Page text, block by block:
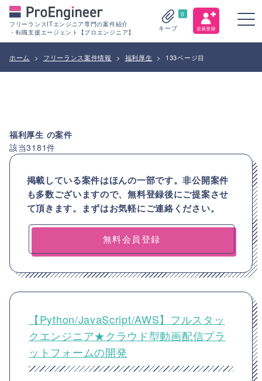
フリーランスITエンジニア専門の案件紹介
・転職支援エージェント【プロエンジニア】
0
キープ
ホーム > フリーランス案件情報 > 福利厚生 > 133ページ目
福利厚生 の案件
該当3181件
掲載している案件はほんの一部です。非公開案件
も多数ございますので、無料登録後にご提案させ
て頂きます。まずはお気軽にご連絡ください。
無料会員登録
【Python/JavaScript/AWS】フルスタッ
クエンジニア★クラウド型動画配信プラ
ットフォームの開発